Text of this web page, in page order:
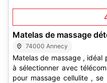
Matelas de massage
74000 Annecy
Matelas de massage , idéal
à sélectionner avec
pour massage cellulite ,